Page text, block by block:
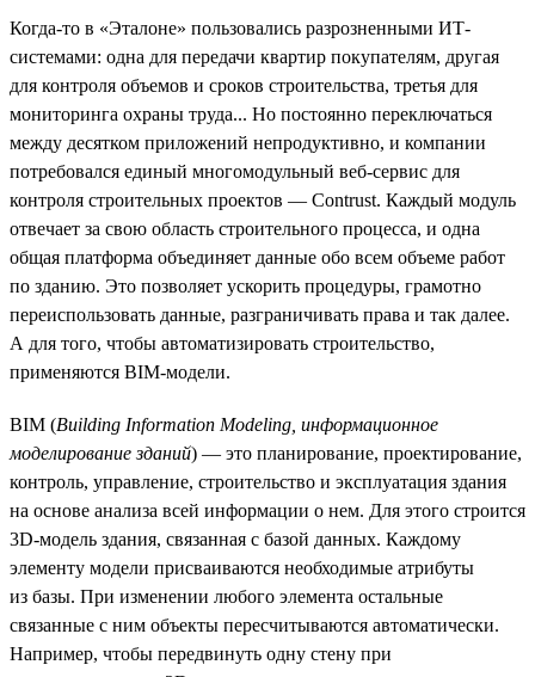
Когда-то в «Эталоне» пользовались разрозненными ИТ-
системами: одна для передачи квартир покупателям, другая
для контроля объемов и сроков строительства, третья для
мониторинга охраны труда... Но постоянно переключаться
между десятком приложений непродуктивно, и компании
потребовался единый многомодульный веб-сервис для
контроля строительных проектов — Contrust. Каждый модуль
отвечает за свою область строительного процесса, и одна
общая платформа объединяет данные обо всем объеме работ
по зданию. Это позволяет ускорить процедуры, грамотно
переиспользовать данные, разграничивать права и так далее.
А для того, чтобы автоматизировать строительство,
применяются BIM-модели.
BIM (Building Information Modeling, информационное
моделирование зданий) — это планирование, проектирование,
контроль, управление, строительство и эксплуатация здания
на основе анализа всей информации о нем. Для этого строится
3D-модель здания, связанная с базой данных. Каждому
элементу модели присваиваются необходимые атрибуты
из базы. При изменении любого элемента остальные
связанные с ним объекты пересчитываются автоматически.
Например, чтобы передвинуть одну стену при